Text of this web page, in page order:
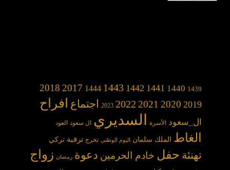
1439
1440
1441
1442
1443
1444
2017
2018
2019
2020
2021
2022
2023 اجتماع افراح
ال_سعود الأسرة السديري ال سعود العود
الغاط الملك سلمان اليوم الوطني تخرج ترقية تركي
تهنئة حفل خادم الحرمين دعوة رمضان زواج